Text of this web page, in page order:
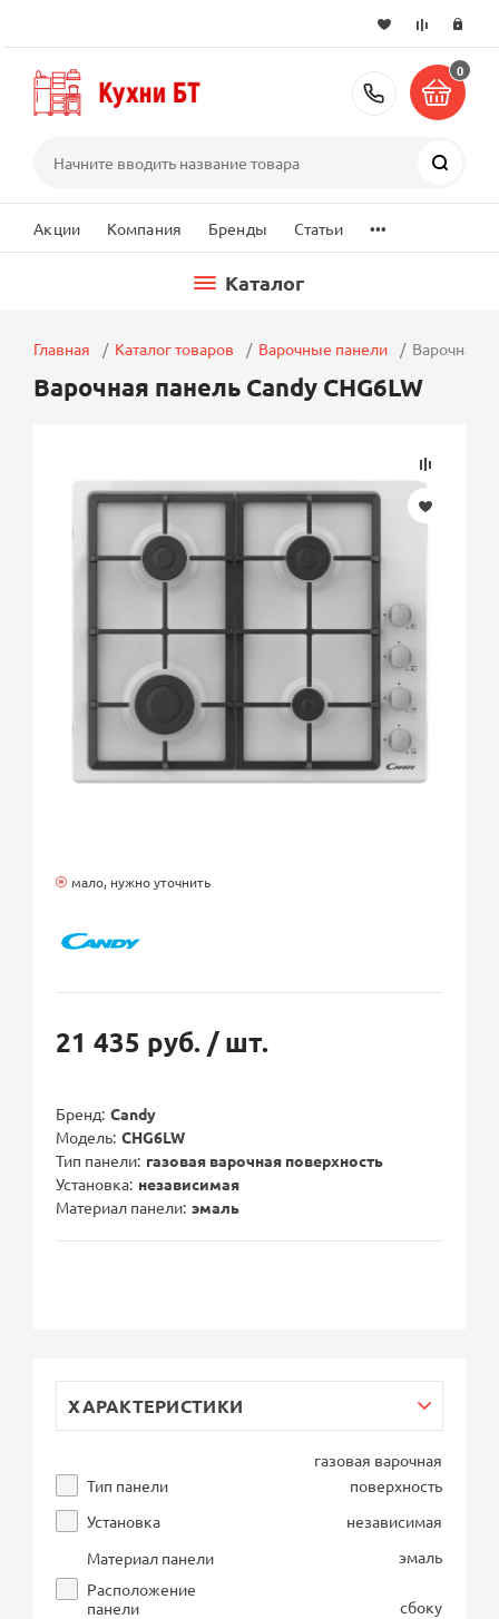
+7 (495)
0
Акции Компания Бренды Статьи ...
Каталог
Главная Каталог товаров Варочные панели Варочная
Варочная панель Candy CHG6LW
мало, нужно уточнить
21 435 руб. / шт.
Бренд Candy
Модель CHG6LW
Тип панели газовая варочная поверхность
Установка независимая
Материал панели эмаль
ХАРАКТЕРИСТИКИ
Тип панели
газовая варочная
поверхность
Установка
независимая
Материал панели
эмаль
Расположение
панели
сбоку